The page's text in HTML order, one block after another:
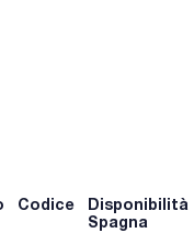
Codice
Disponibilità
Spagna